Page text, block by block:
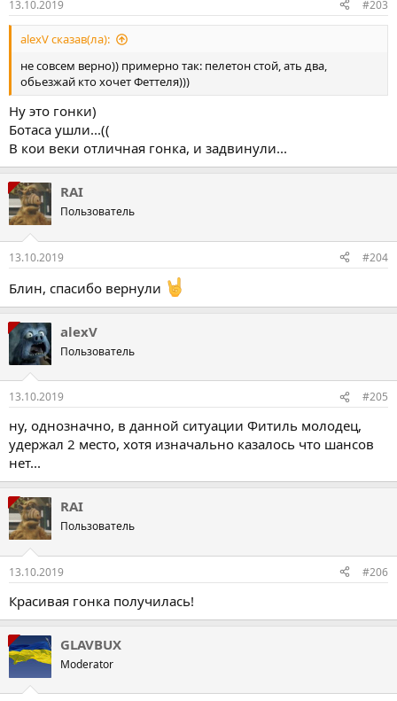
13.10.2019 #203
alexV сказав(ла):
не совсем верно)) примерно так: пелетон стой, ать два,
обьезжай кто хочет Феттеля)))
Ну это гонки)
Ботаса ушли...((
В кои веки отличная гонка, и задвинули...
RAI
Пользователь
13.10.2019 #204
Блин, спасибо вернули
alexV
Пользователь
13.10.2019 #205
ну, однозначно, в данной ситуации Фитиль молодец,
удержал 2 место, хотя изначально казалось что шансов
нет...
RAI
Пользователь
13.10.2019 #206
Красивая гонка получилась!
GLAVBUX
Moderator